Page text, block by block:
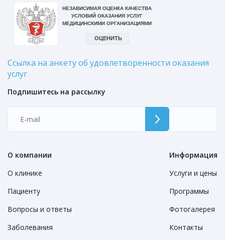
Ссылка на анкету об удовлетворенности оказания
услуг
О компании
О клинике
Пациенту
Вопросы и ответы
Заболевания
Информация
Услуги и цены
Программы
Фотогалерея
Контакты
Подпишитесь на рассылку